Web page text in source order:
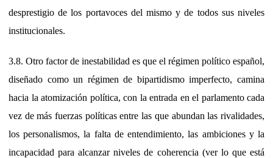
desprestigio de los portavoces del mismo y de todos sus niveles
institucionales.
3.8. Otro factor de inestabilidad es que el régimen político español,
diseñado como un régimen de bipartidismo imperfecto, camina
hacia la atomización política, con la entrada en el parlamento cada
vez de más fuerzas políticas entre las que abundan las rivalidades,
los personalismos, la falta de entendimiento, las ambiciones y la
incapacidad para alcanzar niveles de coherencia (ver lo que está